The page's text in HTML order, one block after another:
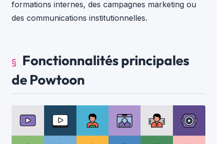
formations internes, des campagnes marketing ou
des communications institutionnelles.
Fonctionnalités principales
de Powtoon